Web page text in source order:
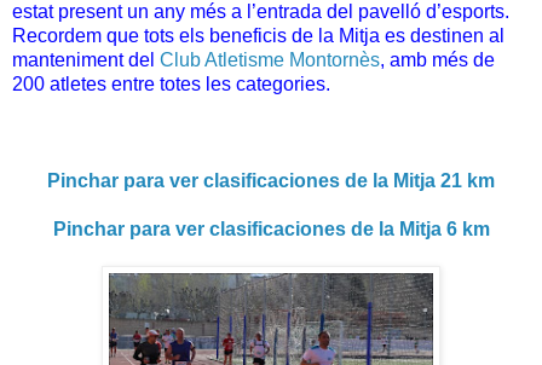
estat present un any més a l’entrada del pavelló d’esports.
Recordem que tots els beneficis de la Mitja es destinen al
manteniment del Club Atletisme Montornès, amb més de
200 atletes entre totes les categories.
Pinchar para ver clasificaciones de la Mitja 21 km
Pinchar para ver clasificaciones de la Mitja 6 km